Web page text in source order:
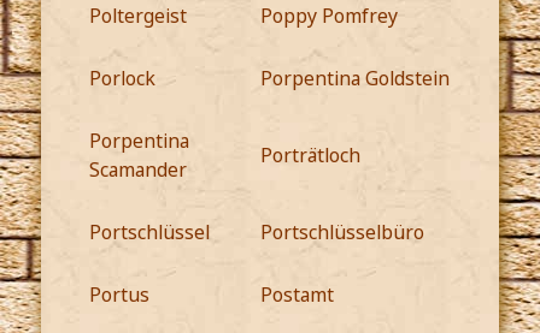
Poltergeist Poppy Pomfrey
Porlock Porpentina Goldstein
Porpentina
Scamander
Porträtloch
Portschlüssel Portschlüsselbüro
Portus Postamt